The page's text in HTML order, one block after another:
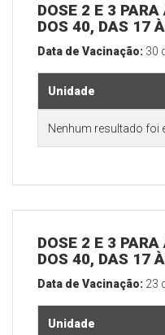
DOSE 2 E 3
DOS 40, DAS 17
Data de Vacinação: 30
Unidade
Nenhum resultado foi
DOSE 2 E 3
DOS 40, DAS 17
Data de Vacinação: 23
Unidade